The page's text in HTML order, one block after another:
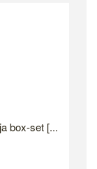
box-set [...